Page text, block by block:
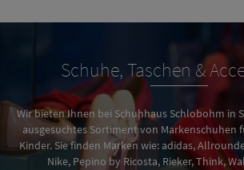
Schuhe, Taschen &
Wir bieten Ihnen bei Schuhhaus Schlobohm in
ausgesuchtes Sortiment von Markenschuhen
Kinder. Sie finden Marken wie: adidas,
Nike, Pepino by Ricosta, Rieker, Think,